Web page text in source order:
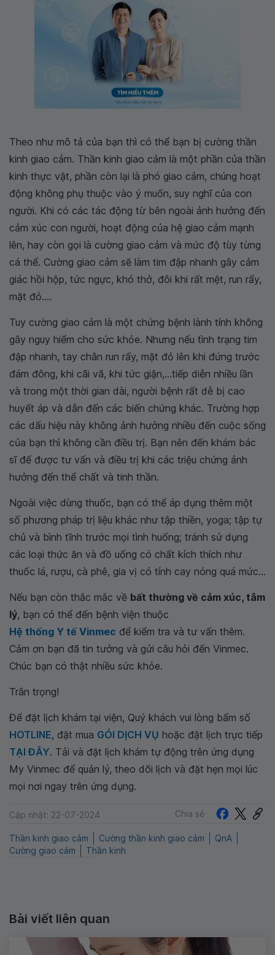
Theo như mô tả của bạn thì có thể bạn bị cường thần
kinh giao cảm. Thần kinh giao cảm là một phần của thần
kinh thực vật, phần còn lại là phó giao cảm, chúng hoạt
động không phụ thuộc vào ý muốn, suy nghĩ của con
người. Khi có các tác động từ bên ngoài ảnh hưởng đến
cảm xúc con người, hoạt động của hệ giao cảm mạnh
lên, hay còn gọi là cường giao cảm và mức độ tùy từng
cá thể. Cường giao cảm sẽ làm tim đập nhanh gây cảm
giác hồi hộp, tức ngực, khó thở, đôi khi rất mệt, run rẩy,
mặt đỏ....
Tuy cường giao cảm là một chứng bệnh lành tính không
gây nguy hiểm cho sức khỏe. Nhưng nếu tình trạng tim
đập nhanh, tay chân run rẩy, mặt đỏ lên khi đứng trước
đám đông, khi cãi vã, khi tức giận,...tiếp diễn nhiều lần
và trong một thời gian dài, người bệnh rất dễ bị cao
huyết áp và dẫn đến các biến chứng khác. Trường hợp
các dấu hiệu này không ảnh hưởng nhiều đến cuộc sống
của bạn thì không cần điều trị. Bạn nên đến khám bác
sĩ để được tư vấn và điều trị khi các triệu chứng ảnh
hưởng đến thể chất và tinh thần.
Ngoài việc dùng thuốc, bạn có thể áp dụng thêm một
số phương pháp trị liệu khác như tập thiền, yoga; tập tự
chủ và bình tĩnh trước mọi tình huống; tránh sử dụng
các loại thức ăn và đồ uống có chất kích thích như
thuốc lá, rượu, cà phê, gia vị có tính cay nóng quá mức...
Nếu bạn còn thắc mắc về bất thường về cảm xúc, tâm
lý, bạn có thể đến bệnh viện thuộc
Hệ thống Y tế Vinmec để kiểm tra và tư vấn thêm.
Cảm ơn bạn đã tin tưởng và gửi câu hỏi đến Vinmec.
Chúc bạn có thật nhiều sức khỏe.
Trân trọng!
Để đặt lịch khám tại viện, Quý khách vui lòng bấm số
HOTLINE, đặt mua GÓI DỊCH VỤ hoặc đặt lịch trực tiếp
TẠI ĐÂY. Tải và đặt lịch khám tự động trên ứng dụng
My Vinmec để quản lý, theo dõi lịch và đặt hẹn mọi lúc
mọi nơi ngay trên ứng dụng.
Cập nhật: 22-07-2024 Chia sẻ
Thần kinh giao cảm Cường thần kinh giao cảm
QnA
Cường giao cảm
Thần kinh
Bài viết liên quan